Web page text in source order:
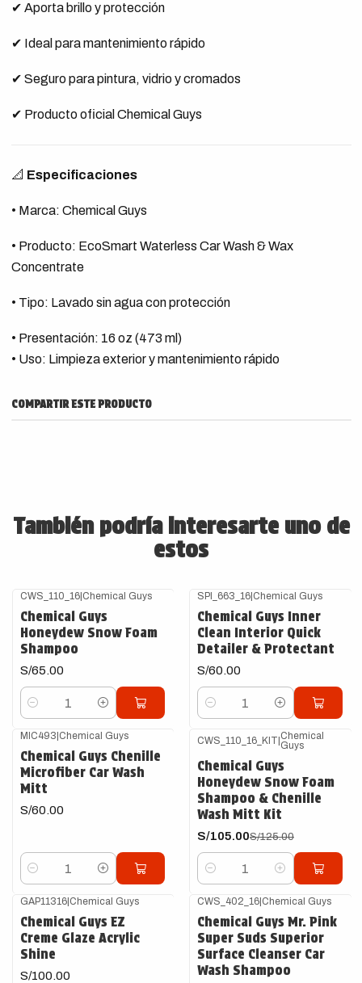
✔ Aporta brillo y protección
✔ Ideal para mantenimiento rápido
✔ Seguro para pintura, vidrio y cromados
✔ Producto oficial Chemical Guys
📐 Especificaciones
• Marca: Chemical Guys
• Producto: EcoSmart Waterless Car Wash & Wax
Concentrate
• Tipo: Lavado sin agua con protección
• Presentación: 16 oz (473 ml)
• Uso: Limpieza exterior y mantenimiento rápido
COMPARTIR ESTE PRODUCTO
También podría interesarte uno de
estos
CWS_110_16|Chemical Guys
Chemical Guys
Honeydew Snow Foam
Shampoo
S/65.00
Cantidad
SPI_663_16|Chemical Guys
Chemical Guys Inner
Clean Interior Quick
Detailer & Protectant
S/60.00
Cantidad
MIC493|Chemical Guys
Chemical Guys Chenille
Microfiber Car Wash
Mitt
S/60.00
Cantidad
-16%OFF
CWS_110_16_KIT|Chemical
Guys
Chemical Guys
Honeydew Snow Foam
Shampoo & Chenille
Wash Mitt Kit
S/105.00S/125.00
Cantidad
GAP11316|Chemical Guys
Chemical Guys EZ
Creme Glaze Acrylic
Shine
S/100.00
CWS_402_16|Chemical Guys
Chemical Guys Mr. Pink
Super Suds Superior
Surface Cleanser Car
Wash Shampoo